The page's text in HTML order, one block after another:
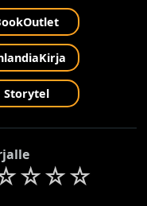
Storytel
☆☆☆